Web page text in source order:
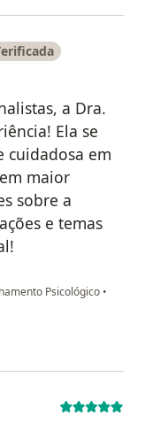
a Dra.
Ela se
cuidadosa em
maior
sobre a
e temas
Psicológico •